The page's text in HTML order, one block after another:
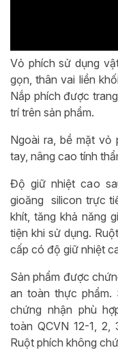
Vỏ phích sử dụng
gọn, thân vai liền
Nắp phích được
trí trên sản phẩm.
Ngoài ra, bề mặt vỏ
tay, nâng cao tính
Độ giữ nhiệt cao
gioăng silicon trực
khít, tăng khả năng
tiện khi sử dụng.
cấp có độ giữ nhiệt
Sản phẩm được
an toàn thực phẩm.
chứng nhận phù
toàn QCVN 12-1, 2,
Ruột phích không